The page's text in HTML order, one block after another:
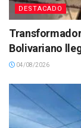
DESTACADO
Bolivariano
04/08/2026